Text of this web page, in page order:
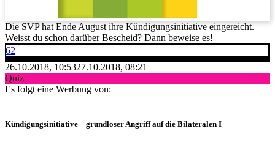
Die SVP hat Ende August ihre Kündigungsinitiative eingereicht.
Weisst du schon darüber Bescheid? Dann beweise es!
62
26.10.2018, 10:5327.10.2018, 08:21
Quiz
Es folgt eine Werbung von:
Kündigungsinitiative – grundloser Angriff auf die Bilateralen I